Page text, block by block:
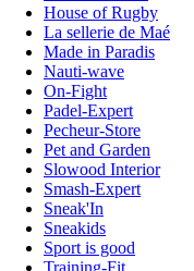
House of Rugby
La sellerie de Maé
Made in Paradis
Nauti-wave
On-Fight
Padel-Expert
Pecheur-Store
Pet and Garden
Slowood Interior
Smash-Expert
Sneak'In
Sneakids
Sport is good
Training-Fit